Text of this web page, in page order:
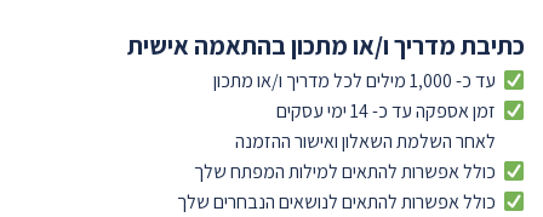
כתיבת מדריך ו/או מתכון בהתאמה אישית
עד כ- 1,000 מילים לכל מדריך ו/או מתכון
זמן אספקה עד כ- 14 ימי עסקים
לאחר השלמת השאלון ואישור ההזמנה
כולל אפשרות להתאים למילות המפתח שלך
כולל אפשרות להתאים לנושאים הנבחרים שלך